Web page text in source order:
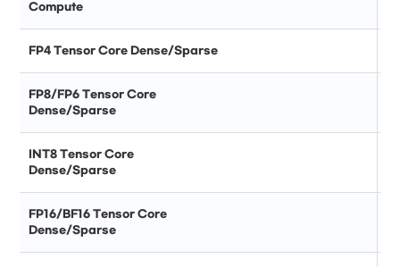
Compute
FP4 Tensor Core Dense/Sparse
FP8/FP6 Tensor Core
Dense/Sparse
INT8 Tensor Core
Dense/Sparse
FP16/BF16 Tensor Core
Dense/Sparse